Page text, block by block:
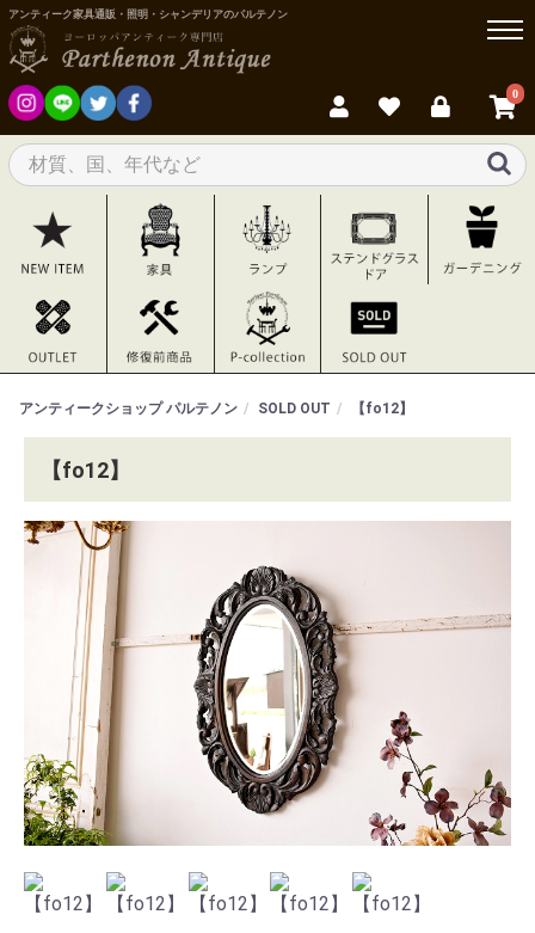
アンティーク家具通販・照明・シャンデリアのパルテノン
0
アンティークショップ パルテノン SOLD OUT 【fo12】
【fo12】